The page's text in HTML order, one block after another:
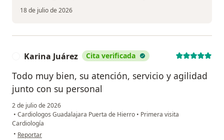
18 de julio de 2026
Karina Juárez Cita verificada
Todo muy bien, su atención, servicio y agilidad
junto con su personal
2 de julio de 2026
• Cardiologos Guadalajara Puerta de Hierro • Primera visita
Cardiología
• en opinión del usuario Karina Juárez
Reportar